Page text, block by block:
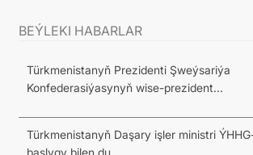
BEÝLEKI HABARLAR
Türkmenistanyň Prezidenti Şweýsariýa
Konfederasiýasynyň wise-prezident...
Türkmenistanyň Daşary işler ministri
başlygy bilen du...